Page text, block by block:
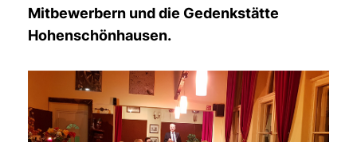
Mitbewerbern und die Gedenkstätte
Hohenschönhausen.